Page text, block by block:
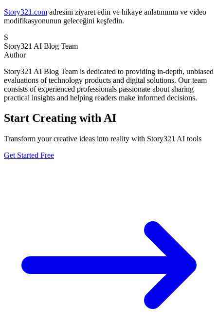
Story321.com adresini ziyaret edin ve hikaye anlatımının ve video
modifikasyonunun geleceğini keşfedin.
S
Story321 AI Blog Team
Author
Story321 AI Blog Team is dedicated to providing in-depth, unbiased
evaluations of technology products and digital solutions. Our team
consists of experienced professionals passionate about sharing
practical insights and helping readers make informed decisions.
Start Creating with AI
Transform your creative ideas into reality with Story321 AI tools
Get Started Free